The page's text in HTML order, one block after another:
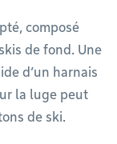
composé
de fond. Une
d’un harnais
la luge peut
de ski.